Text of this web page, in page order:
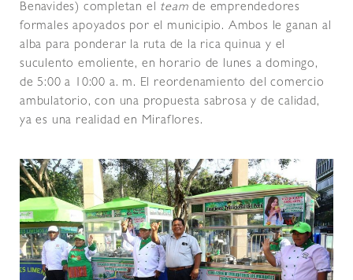
Benavides) completan el team de emprendedores
formales apoyados por el municipio. Ambos le ganan al
alba para ponderar la ruta de la rica quinua y el
suculento emoliente, en horario de lunes a domingo,
de 5:00 a 10:00 a. m. El reordenamiento del comercio
ambulatorio, con una propuesta sabrosa y de calidad,
ya es una realidad en Miraflores.